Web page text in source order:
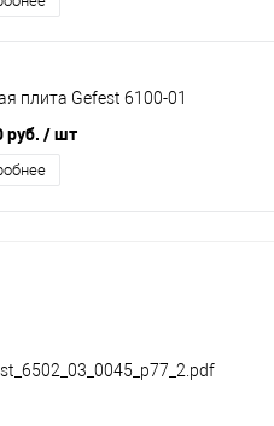
плита Gefest 6100-01
руб. / шт